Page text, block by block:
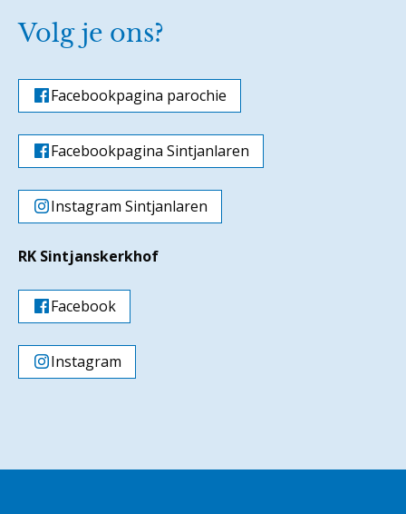
Volg je ons?
Facebookpagina parochie
Facebookpagina Sintjanlaren
Instagram Sintjanlaren
RK Sintjanskerkhof
Facebook
Instagram